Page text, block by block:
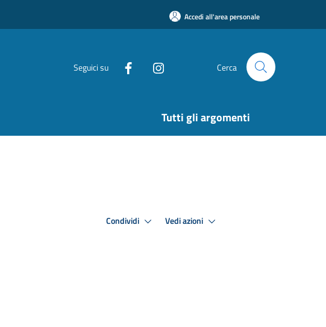
Accedi all'area personale
Seguici su Cerca
Tutti gli argomenti
Condividi Vedi azioni